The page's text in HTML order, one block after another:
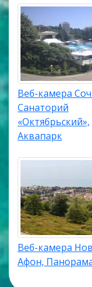
Веб-камера
Санаторий
«Октябрьский»,
Аквапарк
Веб-камера
Афон,